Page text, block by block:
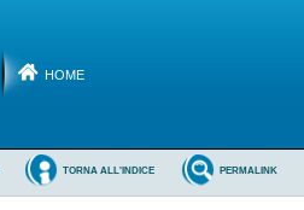
HOME
PERMALINK
TORNA ALL'INDICE